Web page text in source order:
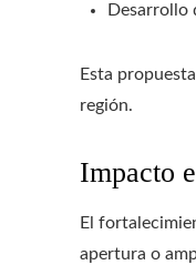
Desarrollo
Esta
región.
Impacto
El
apertura o